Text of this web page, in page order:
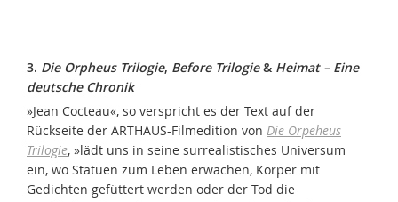
3. Die Orpheus Trilogie, Before Trilogie& Heimat – Eine
deutsche Chronik
»Jean Cocteau«, so verspricht es der Text auf der
Rückseite der ARTHAUS-Filmedition von Die Orpeheus
Trilogie, »lädt uns in seine surrealistisches Universum
ein, wo Statuen zum Leben erwachen, Körper mit
Gedichten gefüttert werden oder der Tod die